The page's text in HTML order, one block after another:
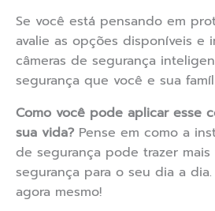
Se você está pensando em
avalie as opções disponíveis e
câmeras de segurança
segurança que você e sua
Como você pode aplicar esse
sua vida? Pense em como a
de segurança pode trazer
segurança para o seu dia a
agora mesmo!